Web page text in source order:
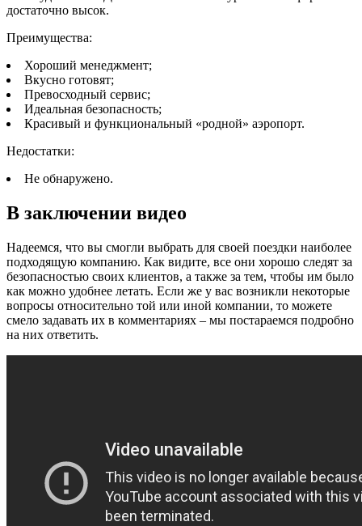
достаточно высок.
Преимущества:
Хороший менеджмент;
Вкусно готовят;
Превосходный сервис;
Идеальная безопасность;
Красивый и функциональный «родной» аэропорт.
Недостатки:
Не обнаружено.
В заключении видео
Надеемся, что вы смогли выбрать для своей поездки наиболее
подходящую компанию. Как видите, все они хорошо следят за
безопасностью своих клиентов, а также за тем, чтобы им было
как можно удобнее летать. Если же у вас возникли некоторые
вопросы относительно той или иной компании, то можете
смело задавать их в комментариях – мы постараемся подробно
на них ответить.